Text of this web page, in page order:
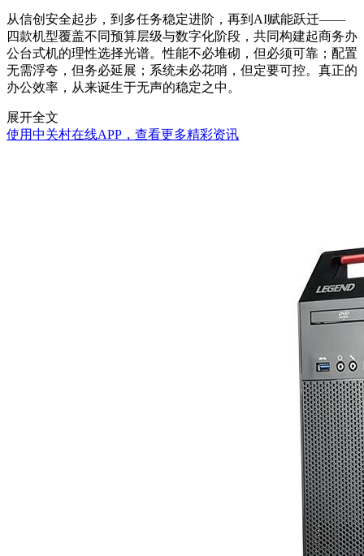
从信创安全起步，到多任务稳定进阶，再到AI赋能跃迁——
四款机型覆盖不同预算层级与数字化阶段，共同构建起商务办
公台式机的理性选择光谱。性能不必堆砌，但必须可靠；配置
无需浮夸，但务必延展；系统未必花哨，但定要可控。真正的
办公效率，从来诞生于无声的稳定之中。
展开全文
使用中关村在线APP，查看更多精彩资讯